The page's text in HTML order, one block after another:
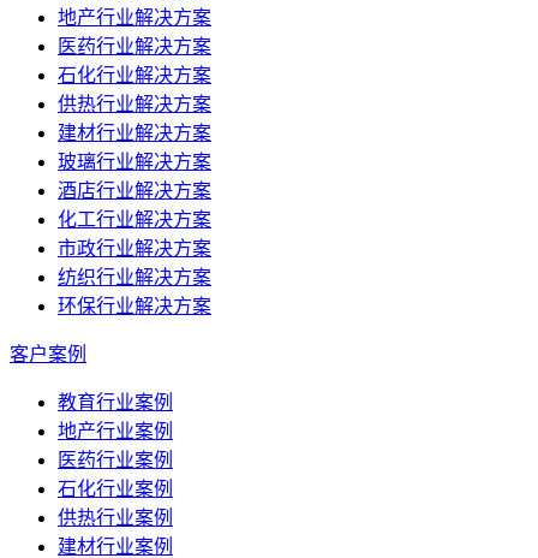
地产行业解决方案
医药行业解决方案
石化行业解决方案
供热行业解决方案
建材行业解决方案
玻璃行业解决方案
酒店行业解决方案
化工行业解决方案
市政行业解决方案
纺织行业解决方案
环保行业解决方案
客户案例
教育行业案例
地产行业案例
医药行业案例
石化行业案例
供热行业案例
建材行业案例